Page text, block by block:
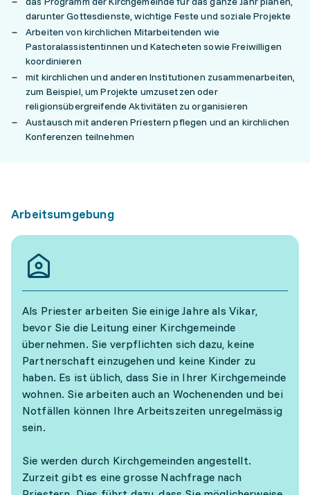
darunter Gottesdienste, wichtige Feste und soziale Projekte
Arbeiten von kirchlichen Mitarbeitenden wie
Pastoralassistentinnen und Katecheten sowie Freiwilligen
koordinieren
mit kirchlichen und anderen Institutionen zusammenarbeiten,
zum Beispiel, um Projekte umzusetzen oder
religionsübergreifende Aktivitäten zu organisieren
Austausch mit anderen Priestern pflegen und an kirchlichen
Konferenzen teilnehmen
Arbeitsumgebung
Als Priester arbeiten Sie einige Jahre als Vikar,
bevor Sie die Leitung einer Kirchgemeinde
übernehmen. Sie verpflichten sich dazu, keine
Partnerschaft einzugehen und keine Kinder zu
haben. Es ist üblich, dass Sie in Ihrer Kirchgemeinde
wohnen. Sie arbeiten auch an Wochenenden und bei
Notfällen können Ihre Arbeitszeiten unregelmässig
sein.
Sie werden durch Kirchgemeinden angestellt.
Zurzeit gibt es eine grosse Nachfrage nach